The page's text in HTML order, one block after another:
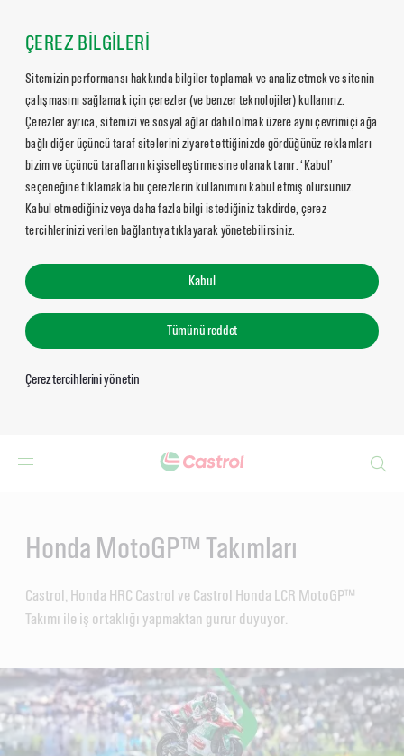
ÇEREZ BİLGİLERİ
Sitemizin performansı hakkında bilgiler toplamak ve analiz etmek ve sitenin
çalışmasını sağlamak için çerezler (ve benzer teknolojiler) kullanırız.
Çerezler ayrıca, sitemizi ve sosyal ağlar dahil olmak üzere aynı çevrimiçi ağa
bağlı diğer üçüncü taraf sitelerini ziyaret ettiğinizde gördüğünüz reklamları
bizim ve üçüncü tarafların kişiselleştirmesine olanak tanır. ‘Kabul’
seçeneğine tıklamakla bu çerezlerin kullanımını kabul etmiş olursunuz.
Kabul etmediğiniz veya daha fazla bilgi istediğiniz takdirde, çerez
tercihlerinizi verilen bağlantıya tıklayarak yönetebilirsiniz.
Kabul
Tümünü reddet
Çerez tercihlerini yönetin
Honda MotoGP™ Takımları
Castrol, Honda HRC Castrol ve Castrol Honda LCR MotoGP™
Takımı ile iş ortaklığı yapmaktan gurur duyuyor.